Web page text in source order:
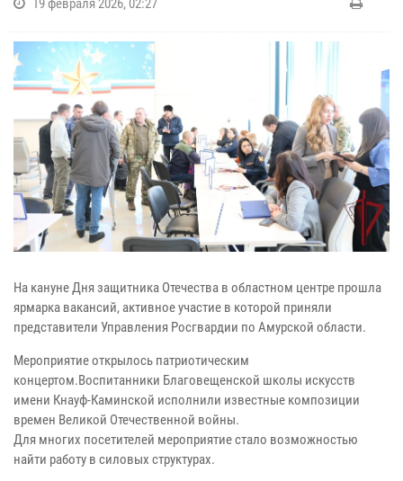
19 февраля 2026, 02:27
На кануне Дня защитника Отечества в областном центре прошла
ярмарка вакансий, активное участие в которой приняли
представители Управления Росгвардии по Амурской области.
Мероприятие открылось патриотическим
концертом.Воспитанники Благовещенской школы искусств
имени Кнауф-Каминской исполнили известные композиции
времен Великой Отечественной войны.
Для многих посетителей мероприятие стало возможностью
найти работу в силовых структурах.